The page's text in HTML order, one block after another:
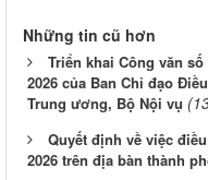
Những tin cũ hơn
Triển khai Công văn số
2026 của Ban Chỉ đạo
Trung ương, Bộ Nội vụ
Quyết định về việc
2026 trên địa bàn thành